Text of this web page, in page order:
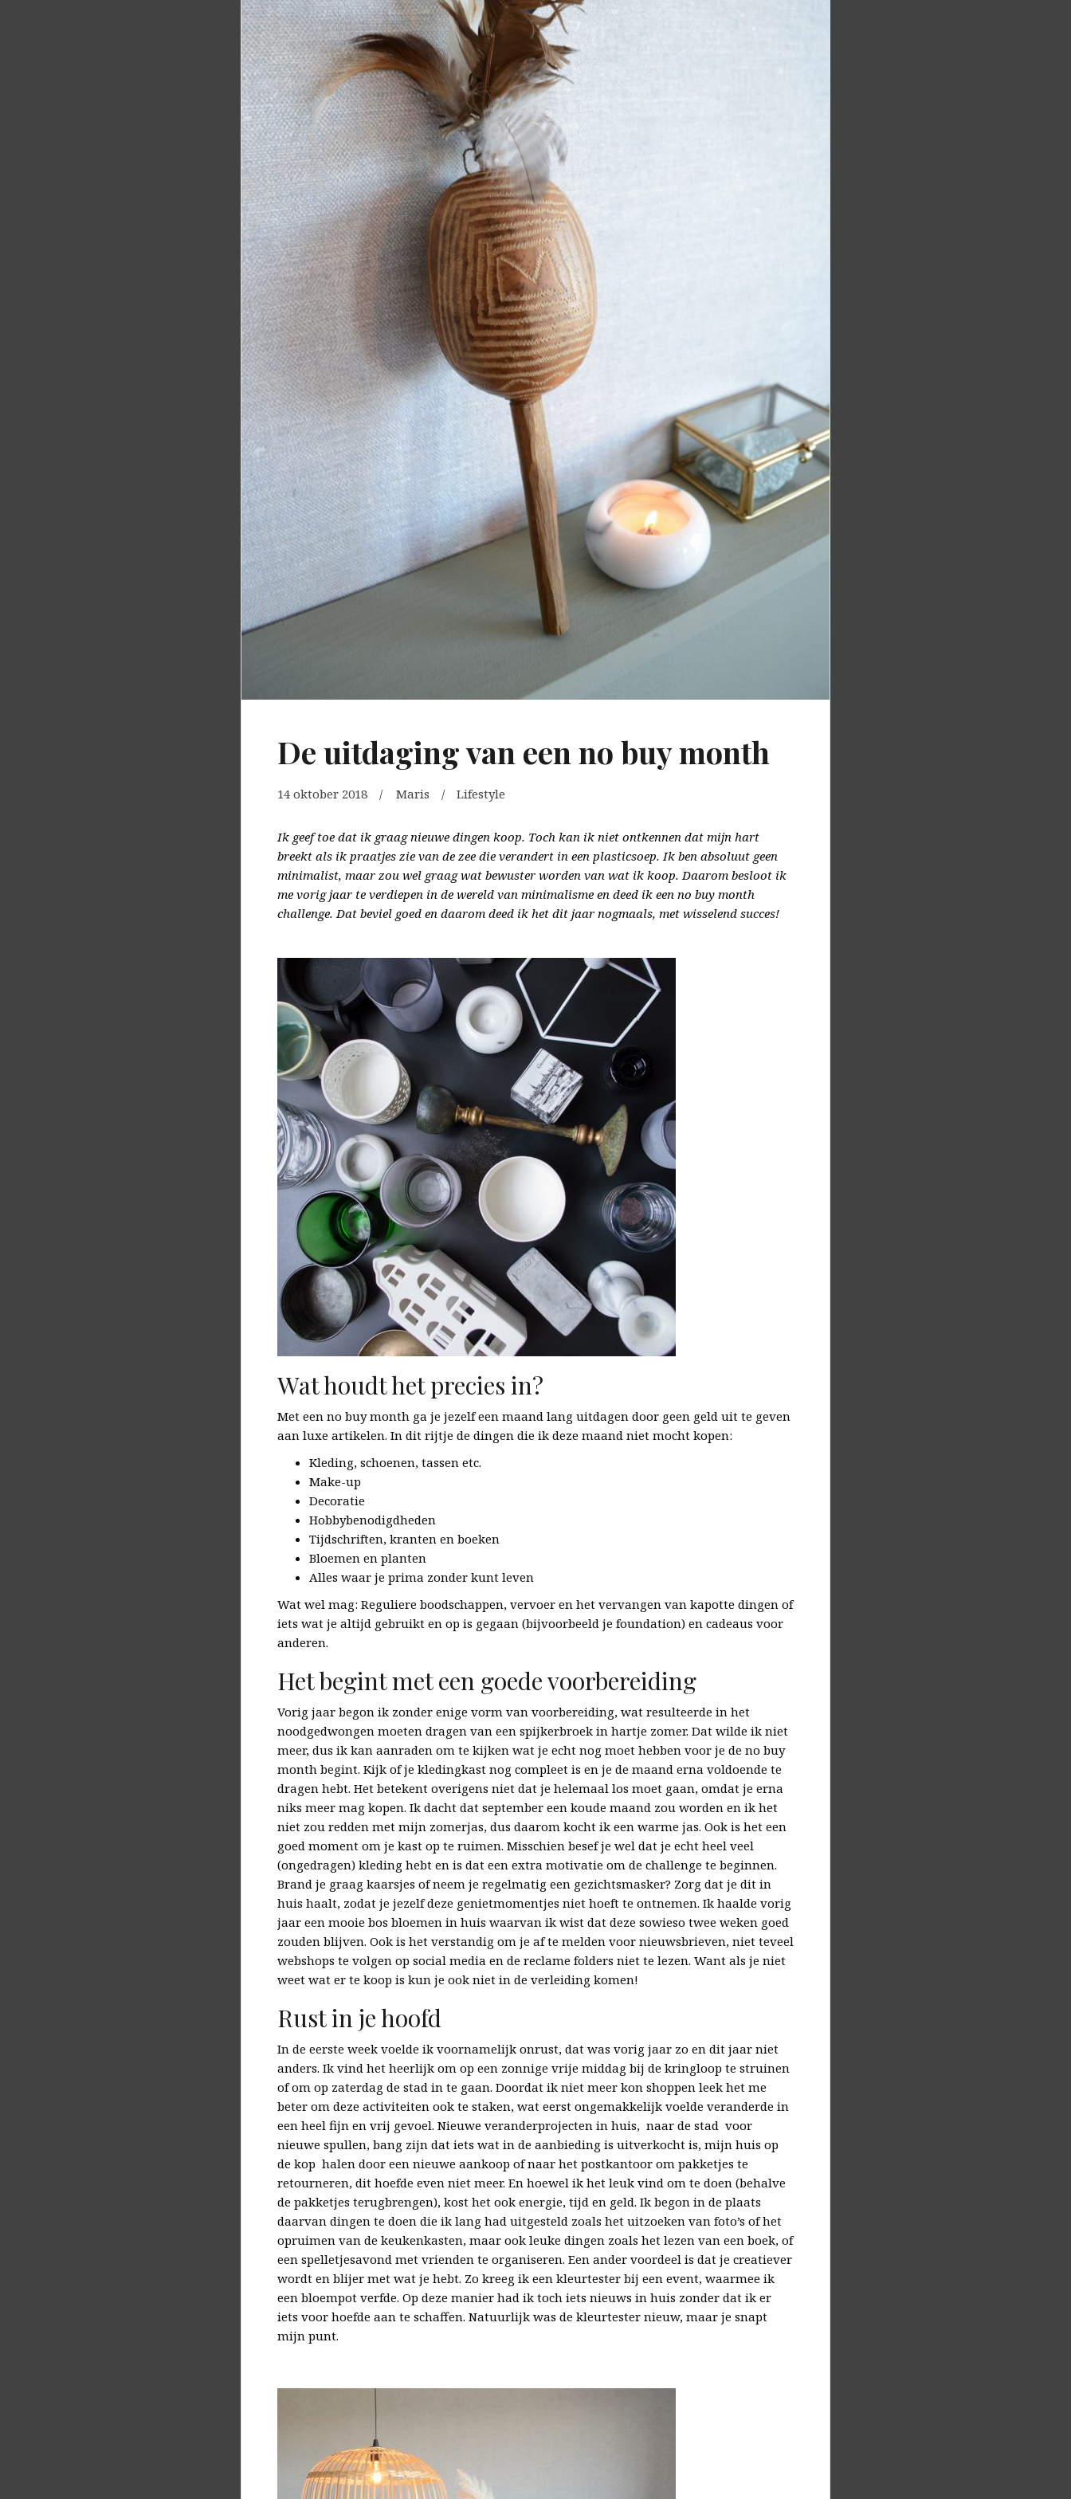
De uitdaging van een no buy month
14 oktober 2018 Maris Lifestyle
Ik geef toe dat ik graag nieuwe dingen koop. Toch kan ik niet ontkennen dat mijn hart
breekt als ik praatjes zie van de zee die verandert in een plasticsoep.Ik ben absoluut geen
minimalist, maar zou wel graag wat bewuster worden van wat ik koop. Daarom besloot ik
me vorig jaar te verdiepen in de wereld van minimalisme en deed ik een no buy month
challenge. Dat beviel goed en daarom deed ik het dit jaar nogmaals, met wisselend succes!
Wat houdt het precies in?
Met een no buy month ga je jezelf een maand lang uitdagen door geen geld uit te geven
aan luxe artikelen. In dit rijtje de dingen die ik deze maand niet mocht kopen:
Kleding, schoenen, tassen etc.
Make-up
Decoratie
Hobbybenodigdheden
Tijdschriften, kranten en boeken
Bloemen en planten
Alles waar je prima zonder kunt leven
Wat wel mag: Reguliere boodschappen, vervoer en het vervangen van kapotte dingen of
iets wat je altijd gebruikt en op is gegaan (bijvoorbeeld je foundation) en cadeaus voor
anderen.
Het begint met een goede voorbereiding
Vorig jaar begon ik zonder enige vorm van voorbereiding, wat resulteerde in het
noodgedwongen moeten dragen van een spijkerbroek in hartje zomer. Dat wilde ik niet
meer, dus ik kan aanraden om te kijken wat je echt nog moet hebben voor je de no buy
month begint. Kijk of je kledingkast nog compleet is en je de maand erna voldoende te
dragen hebt. Het betekent overigens niet dat je helemaal los moet gaan, omdat je erna
niks meer mag kopen. Ik dacht dat september een koude maand zou worden en ik het
niet zou redden met mijn zomerjas, dus daarom kocht ik een warme jas. Ook is het een
goed moment om je kast op te ruimen. Misschien besef je wel dat je echt heel veel
(ongedragen) kleding hebt en is dat een extra motivatie om de challenge te beginnen.
Brand je graag kaarsjes of neem je regelmatig een gezichtsmasker? Zorg dat je dit in
huis haalt, zodat je jezelf deze genietmomentjes niet hoeft te ontnemen. Ik haalde vorig
jaar een mooie bos bloemen in huis waarvan ik wist dat deze sowieso twee weken goed
zouden blijven. Ook is het verstandig om je af te melden voor nieuwsbrieven, niet teveel
webshops te volgen op social media en de reclame folders niet te lezen. Want als je niet
weet wat er te koop is kun je ook niet in de verleiding komen!
Rust in je hoofd
In de eerste week voelde ik voornamelijk onrust, dat was vorig jaar zo en dit jaar niet
anders. Ik vind het heerlijk om op een zonnige vrije middag bij de kringloop te struinen
of om op zaterdag de stad in te gaan. Doordat ik niet meer kon shoppen leek het me
beter om deze activiteiten ook te staken, wat eerst ongemakkelijk voelde veranderde in
een heel fijn en vrij gevoel. Nieuwe veranderprojecten in huis, naar de stad voor
nieuwe spullen, bang zijn dat iets wat in de aanbieding is uitverkocht is, mijn huis op
de kop halen door een nieuwe aankoop of naar het postkantoor om pakketjes te
retourneren, dit hoefde even niet meer. En hoewel ik het leuk vind om te doen (behalve
de pakketjes terugbrengen), kost het ook energie, tijd en geld. Ik begon in de plaats
daarvan dingen te doen die ik lang had uitgesteld zoals het uitzoeken van foto’s of het
opruimen van de keukenkasten, maar ook leuke dingen zoals het lezen van een boek, of
een spelletjesavond met vrienden te organiseren. Een ander voordeel is dat je creatiever
wordt en blijer met wat je hebt. Zo kreeg ik een kleurtester bij een event, waarmee ik
een bloempot verfde. Op deze manier had ik toch iets nieuws in huis zonder dat ik er
iets voor hoefde aan te schaffen. Natuurlijk was de kleurtester nieuw, maar je snapt
mijn punt.